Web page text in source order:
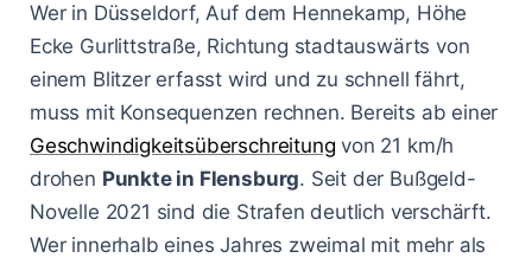
Rote Ampel überfahren
Fahrerflucht
Fahrverbot
Illegale Autorennen
Online-Anhörung
Punkte in Flensburg
§ 25 StVG
§ 28 StVG
§ 49 StVO
§ 315 StGB
§ 55 OWiG
ESO ES 8.0
TraffiStar S350
Lasermessungen
Blog
Kampf gegen Raser
Verkehrsunfälle
Änderungen 2025
Blitzer
Aachen - Krefelder Str.
A3 - Solingen
Zum Bußgeldcheck
Wer in Düsseldorf, Auf dem Hennekamp, Höhe
Ecke Gurlittstraße, Richtung stadtauswärts von
einem Blitzer erfasst wird und zu schnell fährt,
muss mit Konsequenzen rechnen. Bereits ab einer
Geschwindigkeitsüberschreitung von 21 km/h
drohen Punkte in Flensburg. Seit der Bußgeld-
Novelle 2021 sind die Strafen deutlich verschärft.
Wer innerhalb eines Jahres zweimal mit mehr als